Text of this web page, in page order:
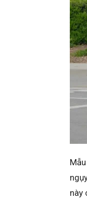
này